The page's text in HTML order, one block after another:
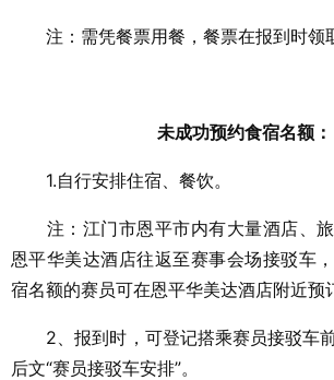
注：需凭餐票用餐，餐票在报到时领
未成功预约食宿名额：
1.自行安排住宿、餐饮。
注：江门市恩平市内有大量酒店、旅
恩平华美达酒店往返至赛事会场接驳车
宿名额的赛员可在恩平华美达酒店附近预
2、报到时，可登记搭乘赛员接驳车
后文“赛员接驳车安排”。